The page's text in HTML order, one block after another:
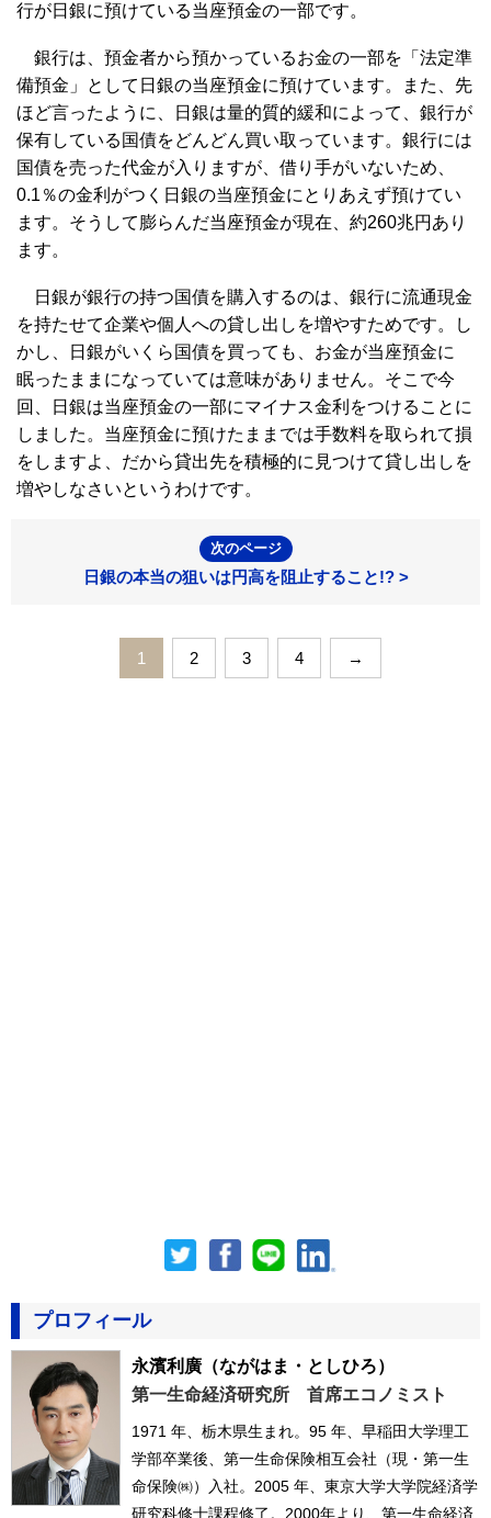
行が日銀に預けている当座預金の一部です。
銀行は、預金者から預かっているお金の一部を「法定準
備預金」として日銀の当座預金に預けています。また、先
ほど言ったように、日銀は量的質的緩和によって、銀行が
保有している国債をどんどん買い取っています。銀行には
国債を売った代金が入りますが、借り手がいないため、
0.1％の金利がつく日銀の当座預金にとりあえず預けてい
ます。そうして膨らんだ当座預金が現在、約260兆円あり
ます。
日銀が銀行の持つ国債を購入するのは、銀行に流通現金
を持たせて企業や個人への貸し出しを増やすためです。し
かし、日銀がいくら国債を買っても、お金が当座預金に
眠ったままになっていては意味がありません。そこで今
回、日銀は当座預金の一部にマイナス金利をつけることに
しました。当座預金に預けたままでは手数料を取られて損
をしますよ、だから貸出先を積極的に見つけて貸し出しを
増やしなさいというわけです。
次のページ
日銀の本当の狙いは円高を阻止すること!? >
1 2 3 4 →
プロフィール
永濱利廣 （ながはま・としひろ）
第一生命経済研究所 首席エコノミスト
1971 年、栃木県生まれ。95 年、早稲田大学理工
学部卒業後、第一生命保険相互会社（現・第一生
命保険㈱）入社。2005 年、東京大学大学院経済学
研究科修士課程修了。2000年より、第一生命経済